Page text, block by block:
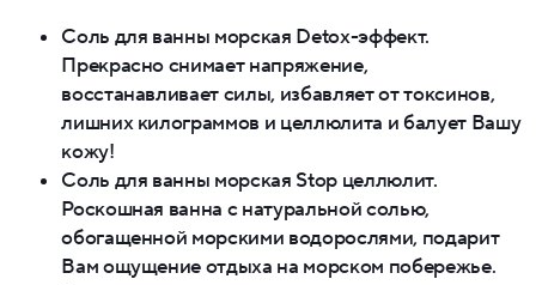
Соль для ванны морская Detox-эффект.
Прекрасно снимает напряжение,
восстанавливает силы, избавляет от токсинов,
лишних килограммов и целлюлита и балует Вашу
кожу!
Соль для ванны морская Stop целлюлит.
Роскошная ванна с натуральной солью,
обогащенной морскими водорослями, подарит
Вам ощущение отдыха на морском побережье.